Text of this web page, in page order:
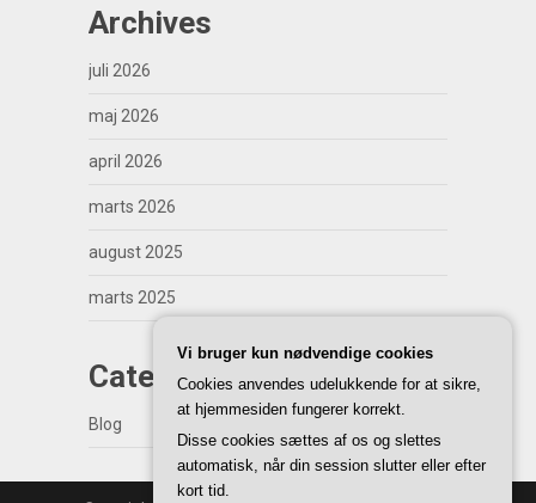
Archives
juli 2026
maj 2026
april 2026
marts 2026
august 2025
marts 2025
Categories
Blog
Vi bruger kun nødvendige cookies
Cookies anvendes udelukkende for at sikre,
at hjemmesiden fungerer korrekt.
Disse cookies sættes af os og slettes
automatisk, når din session slutter eller efter
kort tid.